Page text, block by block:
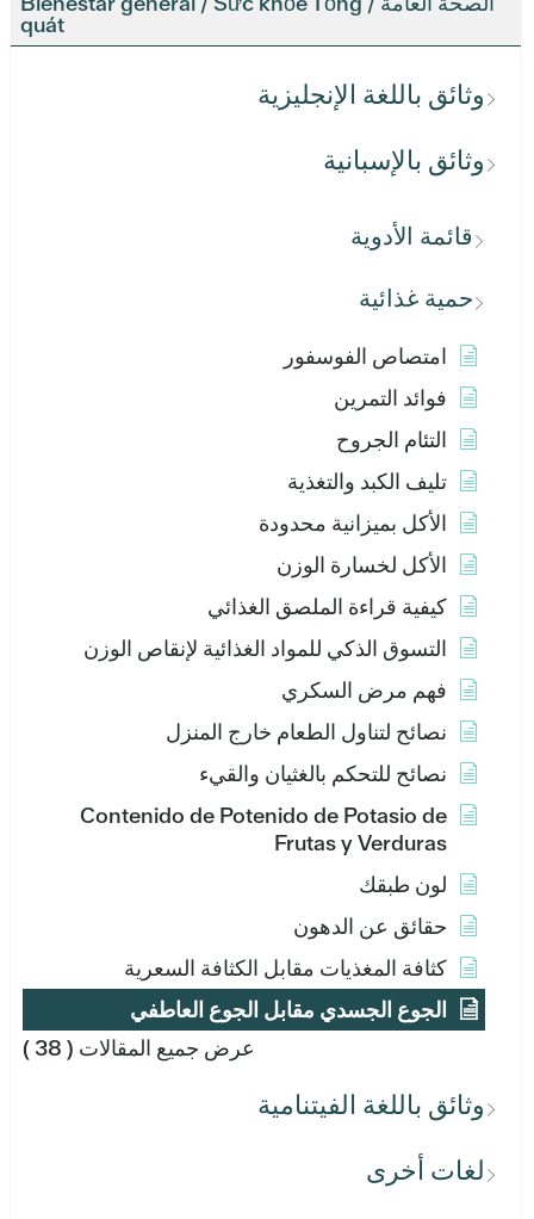
quát
وثائق باللغة الإنجليزية
وثائق بالإسبانية
قائمة الأدوية
حمية غذائية
امتصاص الفوسفور
فوائد التمرين
التئام الجروح
تليف الكبد والتغذية
الأكل بميزانية محدودة
الأكل لخسارة الوزن
كيفية قراءة الملصق الغذائي
التسوق الذكي للمواد الغذائية لإنقاص الوزن
فهم مرض السكري
نصائح لتناول الطعام خارج المنزل
نصائح للتحكم بالغثيان والقيء
Contenido de Potenido de Potasio de
Frutas y Verduras
لون طبقك
حقائق عن الدهون
كثافة المغذيات مقابل الكثافة السعرية
الجوع الجسدي مقابل الجوع العاطفي
عرض جميع المقالات ( 38 )
وثائق باللغة الفيتنامية
لغات أخرى